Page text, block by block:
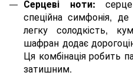
Серцеві ноти:
спеційна симфонія,
легку солодкість,
шафран додає
Ця комбінація робить
затишним.